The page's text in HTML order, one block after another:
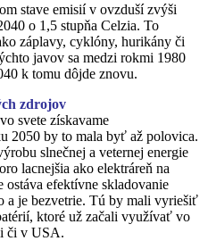
stave emisií v ovzduší zvýši
o 1,5 stupňa Celzia. To
záplavy, cyklóny, hurikány či
javov sa medzi rokmi 1980
k tomu dôjde znovu.
zdrojov
svete získavame
2050 by to mala byť až polovica.
slnečnej a veternej energie
lacnejšia ako elektráreň na
ostáva efektívne skladovanie
a je bezvetrie. Tú by mali vyriešiť
ktoré už začali využívať vo
či v USA.